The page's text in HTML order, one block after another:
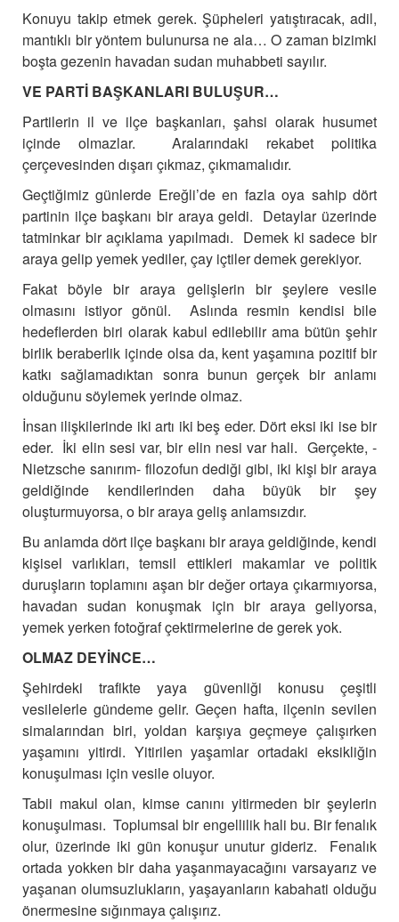
Konuyu takip etmek gerek. Şüpheleri yatıştıracak, adil,
mantıklı bir yöntem bulunursa ne ala… O zaman bizimki
boşta gezenin havadan sudan muhabbeti sayılır.
VE PARTİ BAŞKANLARI BULUŞUR…
Partilerin il ve ilçe başkanları, şahsi olarak husumet
içinde olmazlar. Aralarındaki rekabet politika
çerçevesinden dışarı çıkmaz, çıkmamalıdır.
Geçtiğimiz günlerde Ereğli’de en fazla oya sahip dört
partinin ilçe başkanı bir araya geldi. Detaylar üzerinde
tatminkar bir açıklama yapılmadı. Demek ki sadece bir
araya gelip yemek yediler, çay içtiler demek gerekiyor.
Fakat böyle bir araya gelişlerin bir şeylere vesile
olmasını istiyor gönül. Aslında resmin kendisi bile
hedeflerden biri olarak kabul edilebilir ama bütün şehir
birlik beraberlik içinde olsa da, kent yaşamına pozitif bir
katkı sağlamadıktan sonra bunun gerçek bir anlamı
olduğunu söylemek yerinde olmaz.
İnsan ilişkilerinde iki artı iki beş eder. Dört eksi iki ise bir
eder. İki elin sesi var, bir elin nesi var hali. Gerçekte, -
Nietzsche sanırım- filozofun dediği gibi, iki kişi bir araya
geldiğinde kendilerinden daha büyük bir şey
oluşturmuyorsa, o bir araya geliş anlamsızdır.
Bu anlamda dört ilçe başkanı bir araya geldiğinde, kendi
kişisel varlıkları, temsil ettikleri makamlar ve politik
duruşların toplamını aşan bir değer ortaya çıkarmıyorsa,
havadan sudan konuşmak için bir araya geliyorsa,
yemek yerken fotoğraf çektirmelerine de gerek yok.
OLMAZ DEYİNCE…
Şehirdeki trafikte yaya güvenliği konusu çeşitli
vesilelerle gündeme gelir. Geçen hafta, ilçenin sevilen
simalarından biri, yoldan karşıya geçmeye çalışırken
yaşamını yitirdi. Yitirilen yaşamlar ortadaki eksikliğin
konuşulması için vesile oluyor.
Tabii makul olan, kimse canını yitirmeden bir şeylerin
konuşulması. Toplumsal bir engellilik hali bu. Bir fenalık
olur, üzerinde iki gün konuşur unutur gideriz. Fenalık
ortada yokken bir daha yaşanmayacağını varsayarız ve
yaşanan olumsuzlukların, yaşayanların kabahati olduğu
önermesine sığınmaya çalışırız.